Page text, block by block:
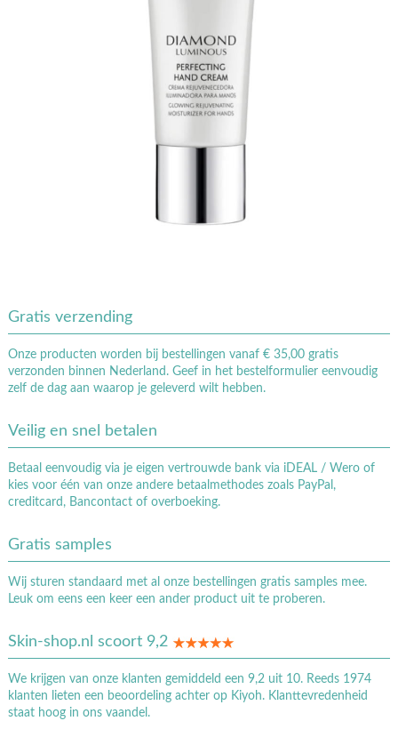
Gratis verzending
Onze producten worden bij bestellingen vanaf € 35,00 gratis
verzonden binnen Nederland. Geef in het bestelformulier eenvoudig
zelf de dag aan waarop je geleverd wilt hebben.
Veilig en snel betalen
Betaal eenvoudig via je eigen vertrouwde bank via iDEAL / Wero of
kies voor één van onze andere betaalmethodes zoals PayPal,
creditcard, Bancontact of overboeking.
Gratis samples
Wij sturen standaard met al onze bestellingen gratis samples mee.
Leuk om eens een keer een ander product uit te proberen.
Skin-shop.nl scoort 9,2
We krijgen van onze klanten gemiddeld een 9,2 uit 10. Reeds 1974
klanten lieten een beoordeling achter op Kiyoh. Klanttevredenheid
staat hoog in ons vaandel.